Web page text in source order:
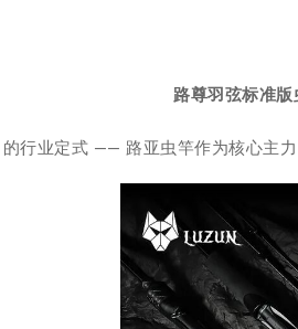
路尊羽弦标准
行业定式 —— 路亚虫竿作为核心主